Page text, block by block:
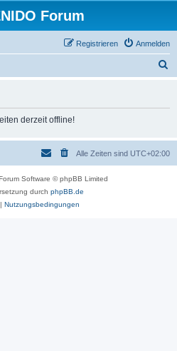
Forum
Anmelden
Registrieren
derzeit offline!
Alle Zeiten sind UTC+02:00
Software © phpBB Limited
durch phpBB.de
Nutzungsbedingungen